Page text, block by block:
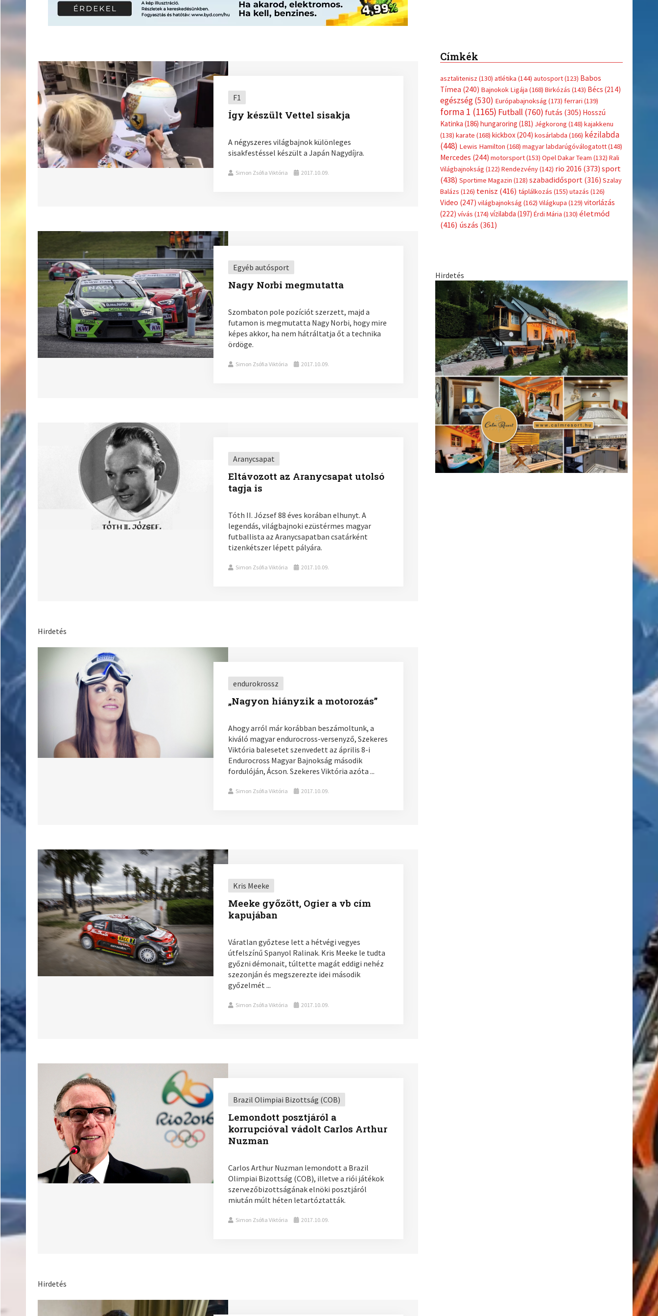
F1
Így készült Vettel sisakja
A négyszeres világbajnok különleges
sisakfestéssel készült a Japán Nagydíjra.
Simon Zsófia Viktória 2017.10.09.
Egyéb autósport
Nagy Norbi megmutatta
Szombaton pole pozíciót szerzett, majd a
futamon is megmutatta Nagy Norbi, hogy mire
képes akkor, ha nem hátráltatja őt a technika
ördöge.
Simon Zsófia Viktória 2017.10.09.
Aranycsapat
Eltávozott az Aranycsapat utolsó
tagja is
Tóth II. József 88 éves korában elhunyt. A
legendás, világbajnoki ezüstérmes magyar
futballista az Aranycsapatban csatárként
tizenkétszer lépett pályára.
Simon Zsófia Viktória 2017.10.09.
Hirdetés
endurokrossz
„Nagyon hiányzik a motorozás”
Ahogy arról már korábban beszámoltunk, a
kiváló magyar endurocross-versenyző, Szekeres
Viktória balesetet szenvedett az április 8-i
Endurocross Magyar Bajnokság második
fordulóján, Ácson. Szekeres Viktória azóta ...
Simon Zsófia Viktória 2017.10.09.
Kris Meeke
Meeke győzött, Ogier a vb cím
kapujában
Váratlan győztese lett a hétvégi vegyes
útfelszínű Spanyol Ralinak. Kris Meeke le tudta
győzni démonait, túltette magát eddigi nehéz
szezonján és megszerezte idei második
győzelmét ...
Simon Zsófia Viktória 2017.10.09.
Brazil Olimpiai Bizottság (COB)
Lemondott posztjáról a
korrupcióval vádolt Carlos Arthur
Nuzman
Carlos Arthur Nuzman lemondott a Brazil
Olimpiai Bizottság (COB), illetve a riói játékok
szervezőbizottságának elnöki posztjáról
miután múlt héten letartóztatták.
Simon Zsófia Viktória 2017.10.09.
Hirdetés
Címkék
asztalitenisz (130)atlétika(144)autosport
Tímea(240)Bajnokok Ligája(168)Birkózás(143) Bécs(214)
egészség (530) Európabajnokság(173)ferrari(139)
forma 1 (1165)Futball(760)futás(305)
Hosszú
Katinka(186)hungaroring(181)Jégkorong(148)kajakkenu
(138)karate(168)kickbox(204)kosárlabda(166)kézilabda
(448)Lewis Hamilton(168)magyar labdarúgóválogatott(148)
Mercedes(244)motorsport(153)Opel Dakar Team(132)Rali
Világbajnokság(122)Rendezvény(142)rio 2016(373)sport
(438) Sportime Magazin(128)szabadidősport(316)Szalay
Balázs(126)tenisz(416)táplálkozás(155)utazás(126)
Video(247)világbajnokság (162)Világkupa(129)vitorlázás
(222)vívás(174)vízilabda(197)Érdi Mária(130)életmód
(416)úszás(361)